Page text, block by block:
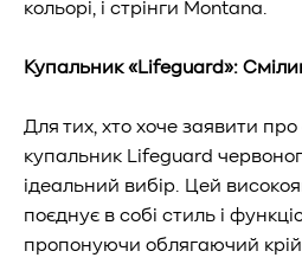
кольорі, і стрінги Montana.
Купальник «Lifeguard»:
Для тих, хто хоче заявити
купальник Lifeguard
ідеальний вибір. Цей
поєднує в собі стиль і
пропонуючи облягаючий